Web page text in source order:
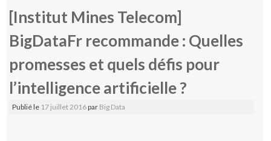
[Institut Mines Telecom]
BigDataFr recommande : Quelles
promesses et quels défis pour
l’intelligence artificielle ?
Publié le 17 juillet 2016par Big Data